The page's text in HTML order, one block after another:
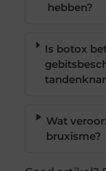
hebben?
Is botox
Wat
bruxisme?